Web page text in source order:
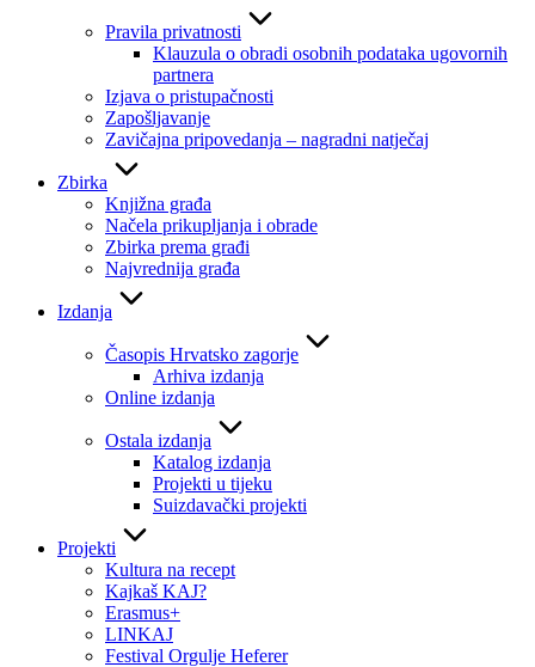
Pravila privatnosti
Klauzula o obradi osobnih podataka ugovornih
partnera
Izjava o pristupačnosti
Zapošljavanje
Zavičajna pripovedanja – nagradni natječaj
Zbirka
Knjižna građa
Načela prikupljanja i obrade
Zbirka prema građi
Najvrednija građa
Izdanja
Časopis Hrvatsko zagorje
Arhiva izdanja
Online izdanja
Ostala izdanja
Katalog izdanja
Projekti u tijeku
Suizdavački projekti
Projekti
Kultura na recept
Kajkaš KAJ?
Erasmus+
LINKAJ
Festival Orgulje Heferer